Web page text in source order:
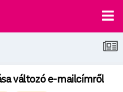
változó e-mailcímről